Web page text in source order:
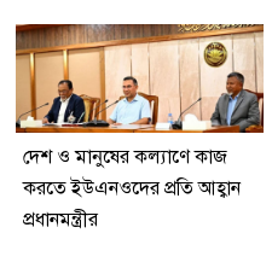
দেশ ও মানুষের কল্যাণে কাজ
করতে ইউএনওদের প্রতি আহ্বান
প্রধানমন্ত্রীর